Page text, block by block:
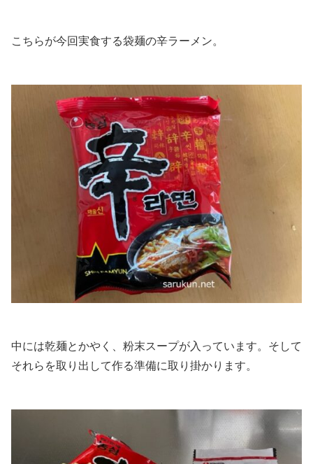
こちらが今回実食する袋麺の辛ラーメン。
中には乾麺とかやく、粉末スープが入っています。そして
それらを取り出して作る準備に取り掛かります。